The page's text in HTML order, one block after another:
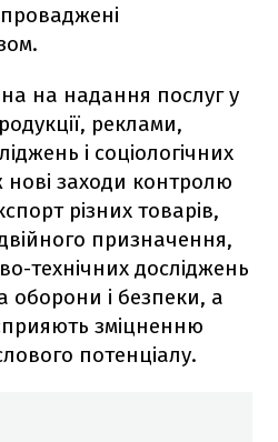
на надання послуг у
реклами,
і соціологічних
заходи контролю
різних товарів,
призначення,
технічних досліджень
оборони і безпеки, а
зміцненню
потенціалу.